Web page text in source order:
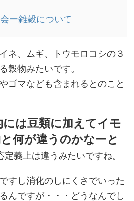
ー雑穀について
ネ、ムギ、トウモロコシの３
穀物みたいです。
ゴマなども含まれるとのこと
には豆類に加えてイモ
何が違うのかなーと
定義上は違うみたいですね。
すし消化のしにくさでいった
んですが・・・どうなんでし